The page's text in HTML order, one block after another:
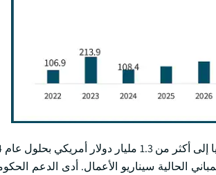
الحالية سيناريو الأعمال. أدى الدعم